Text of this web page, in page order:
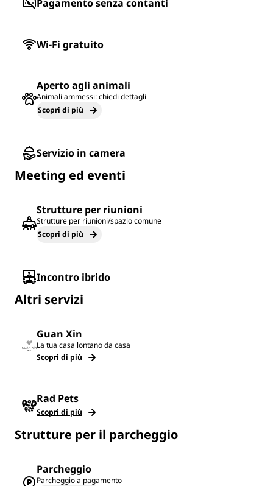
Pagamento senza contanti
Wi-Fi gratuito
Aperto agli animali
Animali ammessi: chiedi dettagli
Scopri di più
Servizio in camera
Meeting ed eventi
Strutture per riunioni
Strutture per riunioni/spazio comune
Scopri di più
Incontro ibrido
Altri servizi
Guan Xin
La tua casa lontano da casa
Scopri di più
Rad Pets
Scopri di più
Strutture per il parcheggio
Parcheggio
Parcheggio a pagamento